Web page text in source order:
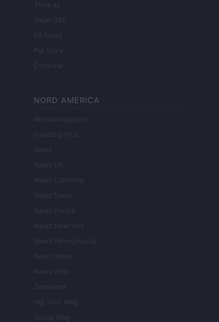
Think.es
Viajar 365
ES Newz
Pet Story
Encocina
NORD AMERICA
Womanmagazine
Investing Plus
Newz
Newz US
Newz California
Newz Texas
Newz Florida
Newz New York
Newz Pennsylvania
Newz Illinois
Newz Ohio
Gameland
Hig Tech Mag
Scoop Mag